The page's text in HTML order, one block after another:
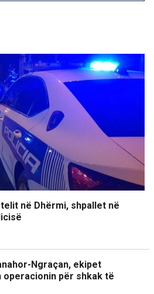
në Dhërmi, shpallet në
Ngraçan, ekipet
për shkak të